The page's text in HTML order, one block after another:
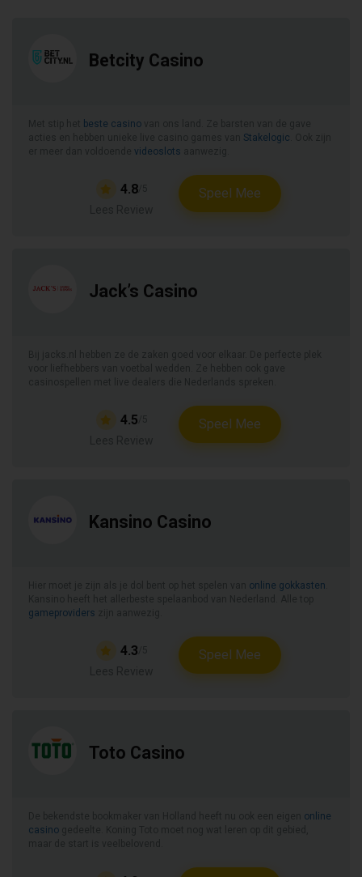
Betcity Casino
beste casino
Stakelogic
videoslots
4.8/5 Speel Mee
Jack’s Casino
4.5 Speel Mee
Kansino Casino
online gokkasten
gameproviders
4.3 Speel Mee
Toto Casino
online
casino